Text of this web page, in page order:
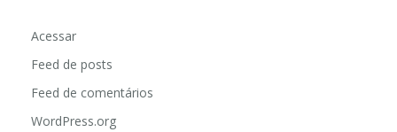
Acessar
Feed de posts
Feed de comentários
WordPress.org